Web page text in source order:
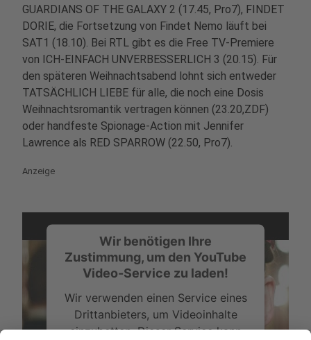
GUARDIANS OF THE GALAXY 2 (17.45, Pro7), FINDET
DORIE, die Fortsetzung von Findet Nemo läuft bei
SAT1 (18.10). Bei RTL gibt es die Free TV-Premiere
von ICH-EINFACH UNVERBESSERLICH 3 (20.15). Für
den späteren Weihnachtsabend lohnt sich entweder
TATSÄCHLICH LIEBE für alle, die noch eine Dosis
Weihnachtsromantik vertragen können (23.20,ZDF)
oder handfeste Spionage-Action mit Jennifer
Lawrence als RED SPARROW (22.50, Pro7).
Anzeige
Wir benötigen Ihre
Zustimmung, um den YouTube
Video-Service zu laden!
Wir verwenden einen Service eines
Drittanbieters, um Videoinhalte
einzubetten. Dieser Service kann